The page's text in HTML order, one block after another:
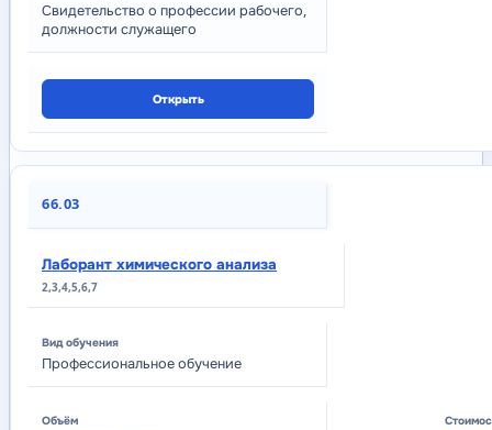
Свидетельство о профессии рабочего,
должности служащего
Открыть
66.03
Лаборант химического анализа
2,3,4,5,6,7
Профессиональное обучение